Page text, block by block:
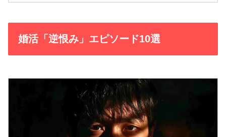
婚活「逆恨み」エピソード10選